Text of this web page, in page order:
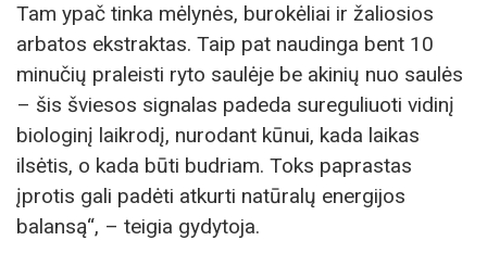
Tam ypač tinka mėlynės, burokėliai ir žaliosios
arbatos ekstraktas. Taip pat naudinga bent 10
minučių praleisti ryto saulėje be akinių nuo saulės
– šis šviesos signalas padeda sureguliuoti vidinį
biologinį laikrodį, nurodant kūnui, kada laikas
ilsėtis, o kada būti budriam. Toks paprastas
įprotis gali padėti atkurti natūralų energijos
balansą“, – teigia gydytoja.